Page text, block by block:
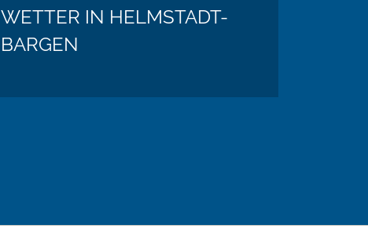
WETTER IN HELMSTADT-
BARGEN